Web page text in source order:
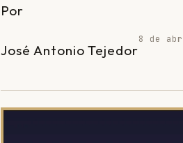
Por
José Antonio Tejedor
8 de